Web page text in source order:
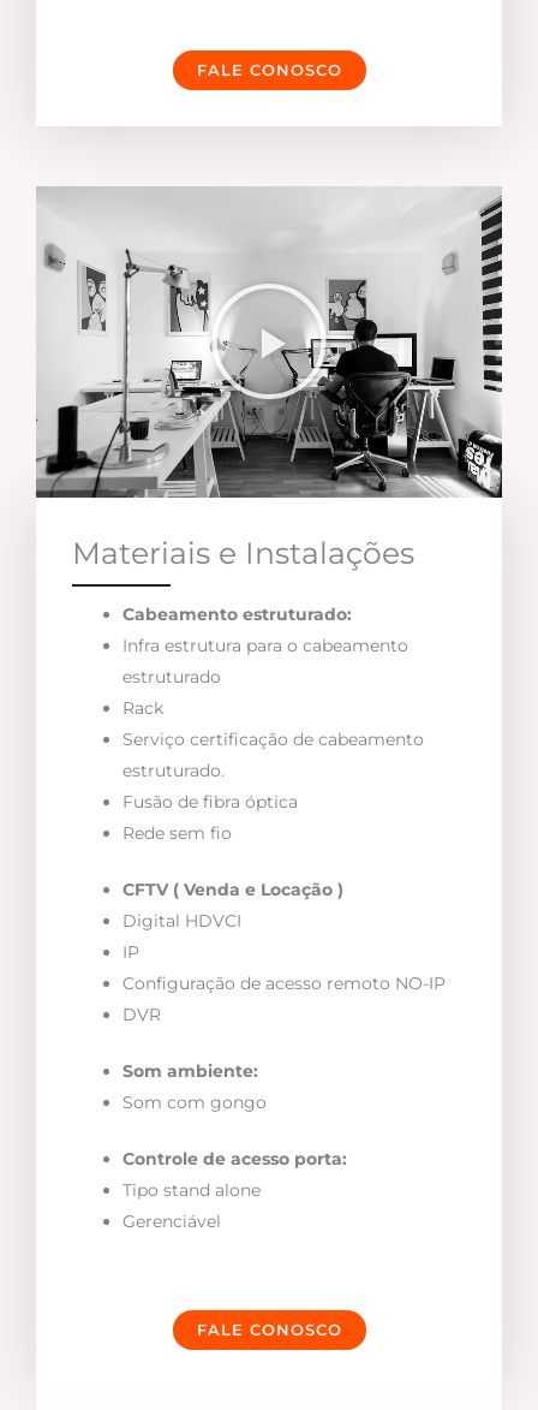
FALE CONOSCO
Materiais e Instalações
Cabeamento estruturado:
Infra estrutura para o cabeamento
estruturado
Rack
Serviço certificação de cabeamento
estruturado.
Fusão de fibra óptica
Rede sem fio
CFTV ( Venda e Locação )
Digital HDVCI
IP
Configuração de acesso remoto NO-IP
DVR
Som ambiente:
Som com gongo
Controle de acesso porta:
Tipo stand alone
Gerenciável
FALE CONOSCO